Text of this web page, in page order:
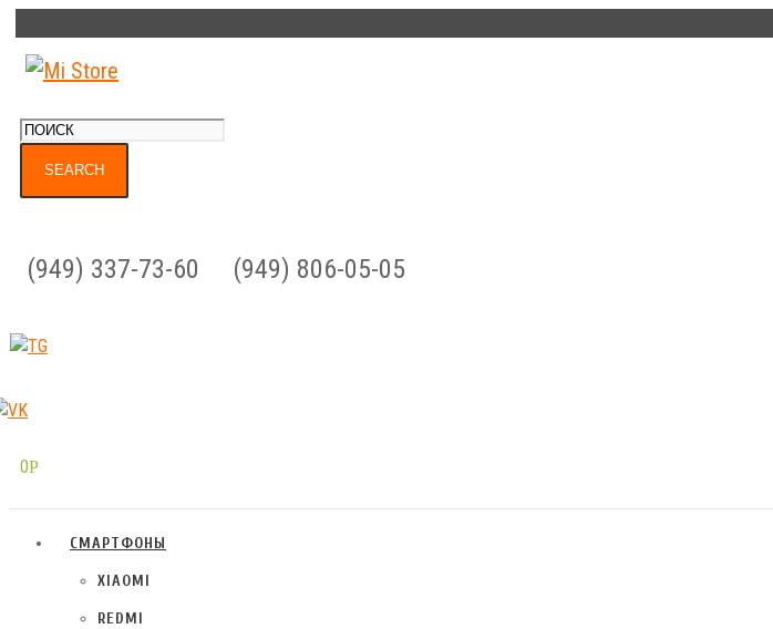
(949) 337-73-60 (949) 806-05-05
0Р
СМАРТФОНЫ
XIAOMI
REDMI